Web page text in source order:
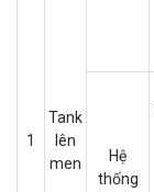
1
Tank
lên
men
Hệ
thống